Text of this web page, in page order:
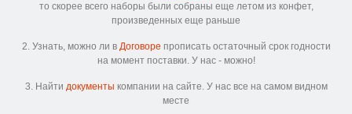
то скорее всего наборы были собраны еще летом из конфет,
произведенных еще раньше
2. Узнать, можно ли в Договоре прописать остаточный срок годности
на момент поставки. У нас - можно!
3. Найти документы компании на сайте. У нас все на самом видном
месте